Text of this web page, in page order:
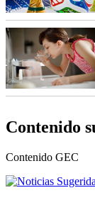
Contenido
Contenido GEC